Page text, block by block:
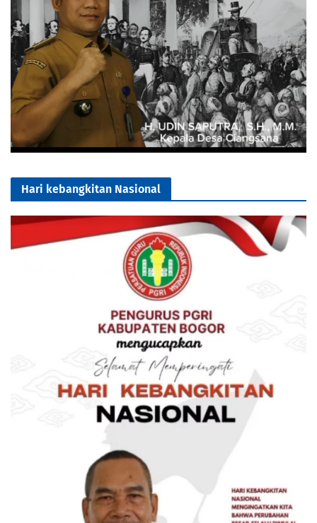
Hari kebangkitan Nasional